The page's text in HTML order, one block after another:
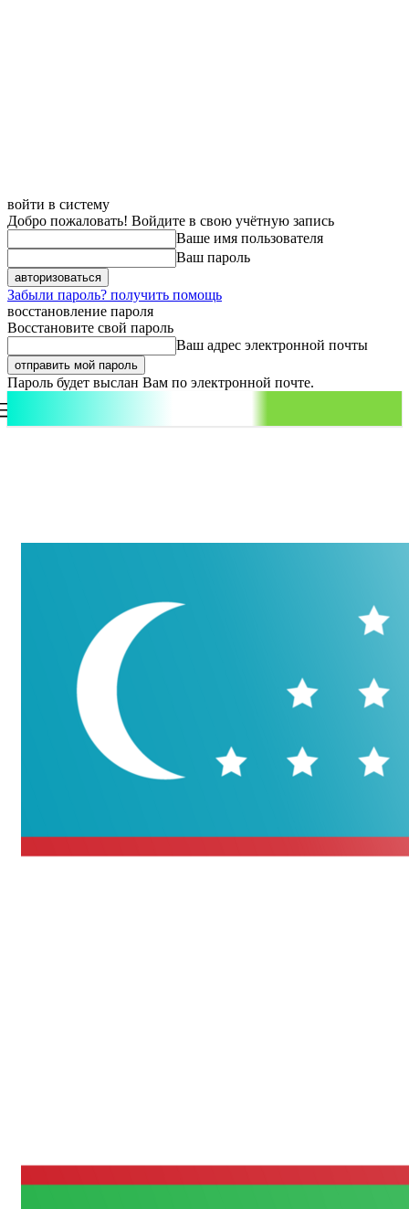
войти в систему
Добро пожаловать! Войдите в свою учётную запись
Ваше имя пользователя
Ваш пароль
Забыли пароль? получить помощь
восстановление пароля
Восстановите свой пароль
Ваш адрес электронной почты
Пароль будет выслан Вам по электронной почте.